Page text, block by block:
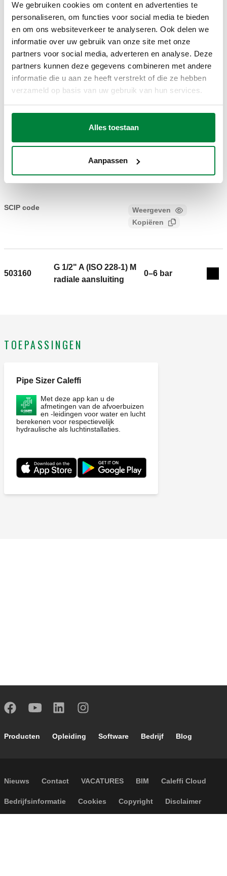
We gebruiken cookies om content en advertenties te
personaliseren, om functies voor social media te bieden
en om ons websiteverkeer te analyseren. Ook delen we
informatie over uw gebruik van onze site met onze
partners voor social media, adverteren en analyse. Deze
partners kunnen deze gegevens combineren met andere
informatie die u aan ze heeft verstrekt of die ze hebben
verzameld op basis van uw gebruik van hun services.
Alles toestaan
Aanpassen
TEKENINGEN EN SPECIFICATIES
Aansluiting Schaal drukmeter Actions
503140
radiale aansluiting
0–4 bar
Aansluiting: G 1/2" A (ISO 228-1) M, radiale aansluiting. Ø:
80 mm. Nauwkeurigheidsklasse: Drukmeter UNI 2,5,
SCIP code
Weergeven
Kopiëren
503160
G 1/2" A (ISO 228-1) M
radiale aansluiting
0–6 bar
TOEPASSINGEN
Pipe Sizer Caleffi
Met deze app kan u de
afmetingen van de afvoerbuizen
en -leidingen voor water en lucht
berekenen voor respectievelijk
hydraulische als luchtinstallaties.
Footer main navigation
Producten Opleiding Software Bedrijf Blog
Footer secondary navigation
Nieuws Contact VACATURES BIM Caleffi Cloud
Footer menu
Bedrijfsinformatie Cookies Copyright Disclaimer